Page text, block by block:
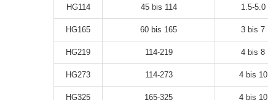
HG114 45 bis 114 1.5-5.0
HG165 60 bis 165 3 bis 7
HG219 114-219 4 bis 8
HG273 114-273 4 bis 10
HG325 165-325 4 bis 10